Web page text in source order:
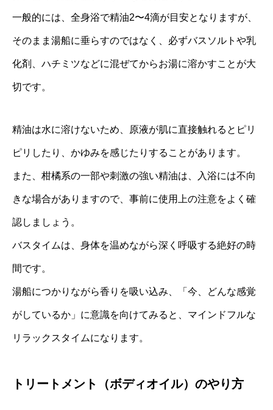
一般的には、全身浴で精油2〜4滴が目安となりますが、
そのまま湯船に垂らすのではなく、必ずバスソルトや乳
化剤、ハチミツなどに混ぜてからお湯に溶かすことが大
切です。
精油は水に溶けないため、原液が肌に直接触れるとピリ
ピリしたり、かゆみを感じたりすることがあります。
また、柑橘系の一部や刺激の強い精油は、入浴には不向
きな場合がありますので、事前に使用上の注意をよく確
認しましょう。
バスタイムは、身体を温めながら深く呼吸する絶好の時
間です。
湯船につかりながら香りを吸い込み、「今、どんな感覚
がしているか」に意識を向けてみると、マインドフルな
リラックスタイムになります。
トリートメント（ボディオイル）のやり方